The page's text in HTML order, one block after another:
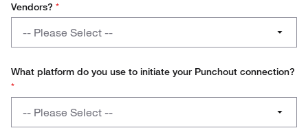
Vendors? *
utilise
Order
Integration
your
-- Please Select --
What platform do you use to initiate your Punchout connection?
*
platform
-- Please Select --